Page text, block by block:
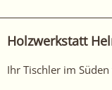
Holzwerkstatt
Ihr Tischler im